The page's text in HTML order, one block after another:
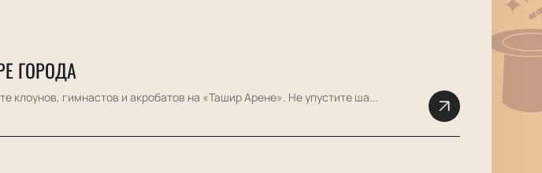
ГОРОДА
гимнастов и акробатов на «Ташир Арене». Не упустите ша...